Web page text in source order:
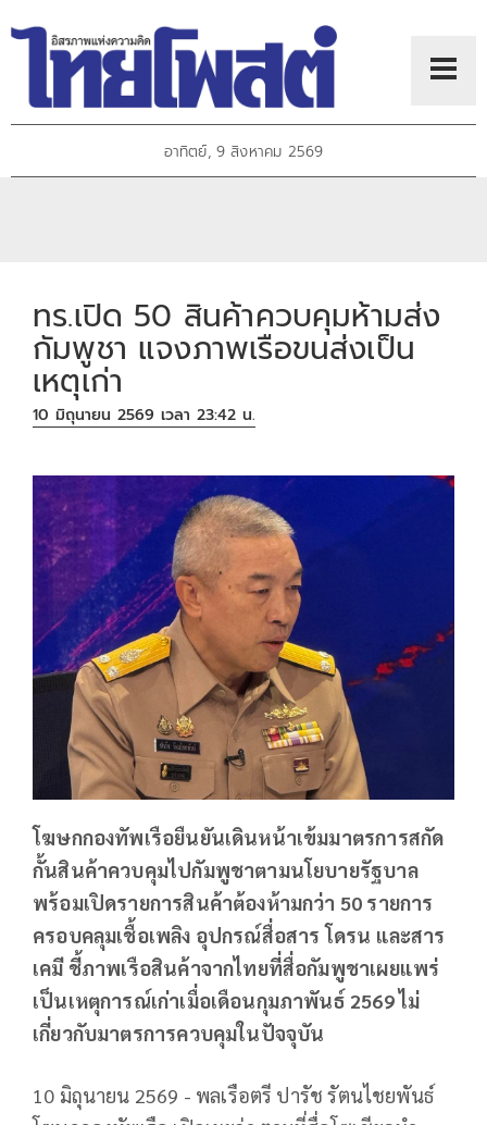
อาทิตย์, 9 สิงหาคม 2569
ทร.เปิด 50 สินค้าควบคุมห้ามส่ง
กัมพูชา แจงภาพเรือขนส่งเป็น
เหตุเก่า
10 มิถุนายน 2569 เวลา 23:42 น.
โฆษกกองทัพเรือยืนยันเดินหน้าเข้มมาตรการสกัด
กั้นสินค้าควบคุมไปกัมพูชาตามนโยบายรัฐบาล
พร้อมเปิดรายการสินค้าต้องห้ามกว่า 50 รายการ
ครอบคลุมเชื้อเพลิง อุปกรณ์สื่อสาร โดรน และสาร
เคมี ชี้ภาพเรือสินค้าจากไทยที่สื่อกัมพูชาเผยแพร่
เป็นเหตุการณ์เก่าเมื่อเดือนกุมภาพันธ์ 2569 ไม่
เกี่ยวกับมาตรการควบคุมในปัจจุบัน
10 มิถุนายน 2569 - พลเรือตรี ปารัช รัตนไชยพันธ์